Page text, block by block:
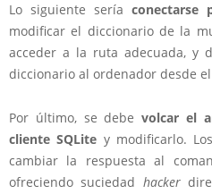
Lo siguiente sería conectarse
modificar el diccionario de la
acceder a la ruta adecuada, y
diccionario al ordenador desde
Por último, se debevolcar el
cliente SQLite y modificarlo.
cambiar la respuesta al
ofreciendo suciedad hacker